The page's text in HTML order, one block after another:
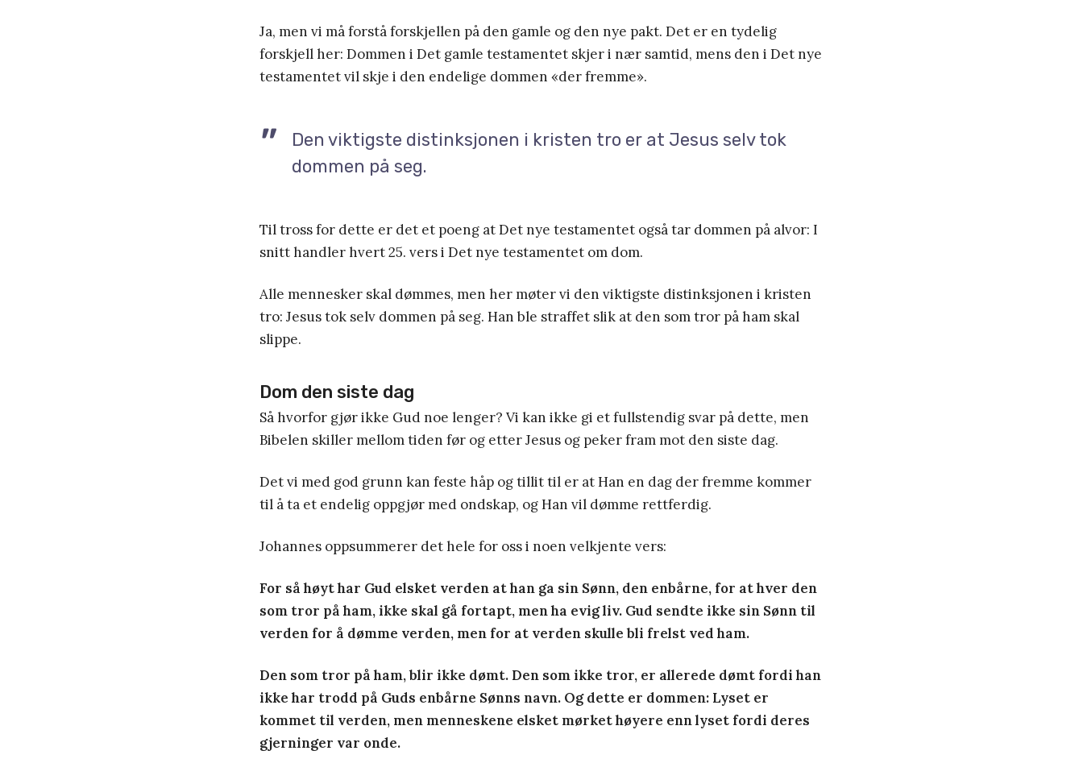
Ja, men vi må forstå forskjellen på den gamle og den nye pakt. Det er en tydelig
forskjell her: Dommen i Det gamle testamentet skjer i nær samtid, mens den i Det nye
testamentet vil skje i den endelige dommen «der fremme».
Den viktigste distinksjonen i kristen tro er at Jesus selv tok
dommen på seg.
Til tross for dette er det et poeng at Det nye testamentet også tar dommen på alvor: I
snitt handler hvert 25. vers i Det nye testamentet om dom.
Alle mennesker skal dømmes, men her møter vi den viktigste distinksjonen i kristen
tro: Jesus tok selv dommen på seg. Han ble straffet slik at den som tror på ham skal
slippe.
Dom den siste dag
Så hvorfor gjør ikke Gud noe lenger? Vi kan ikke gi et fullstendig svar på dette, men
Bibelen skiller mellom tiden før og etter Jesus og peker fram mot den siste dag.
Det vi med god grunn kan feste håp og tillit til er at Han en dag der fremme kommer
til å ta et endelig oppgjør med ondskap, og Han vil dømme rettferdig.
Johannes oppsummerer det hele for oss i noen velkjente vers:
For så høyt har Gud elsket verden at han ga sin Sønn, den enbårne, for at hver den
som tror på ham, ikke skal gå fortapt, men ha evig liv. Gud sendte ikke sin Sønn til
verden for å dømme verden, men for at verden skulle bli frelst ved ham.
Den som tror på ham, blir ikke dømt. Den som ikke tror, er allerede dømt fordi han
ikke har trodd på Guds enbårne Sønns navn. Og dette er dommen: Lyset er
kommet til verden, men menneskene elsket mørket høyere enn lyset fordi deres
gjerninger var onde.